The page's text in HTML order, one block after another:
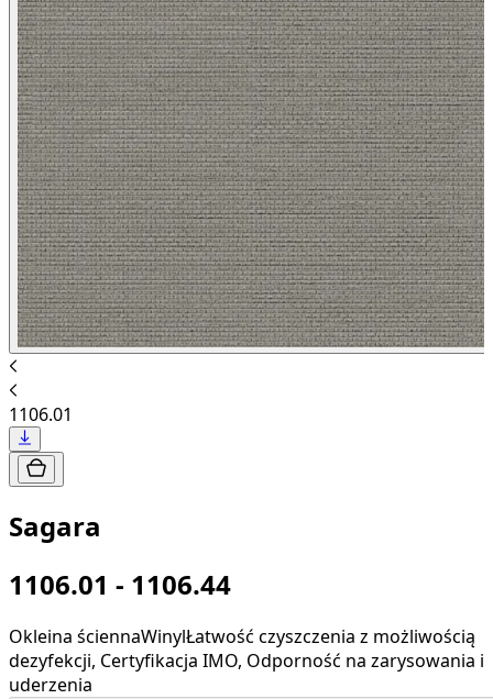
1106.01
Sagara
1106.01 - 1106.44
Okleina ściennaWinylŁatwość czyszczenia z możliwością
dezyfekcji, Certyfikacja IMO, Odporność na zarysowania i
uderzenia